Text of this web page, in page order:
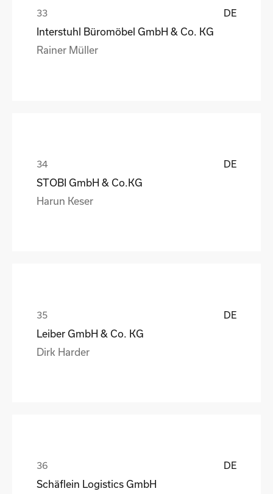
DE
Interstuhl Büromöbel GmbH & Co. KG
Rainer Müller
DE
STOBI GmbH & Co.KG
Harun Keser
DE
Leiber GmbH & Co. KG
Dirk Harder
DE
Schäflein Logistics GmbH